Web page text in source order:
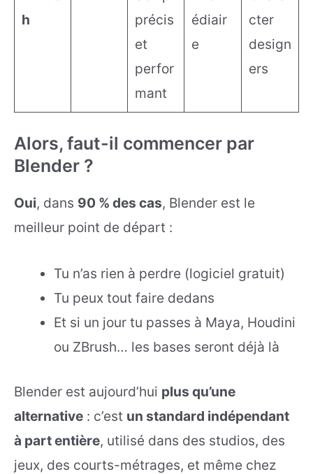
h
précis
et
perfor
mant
édiair
e
cter
design
ers
Alors, faut-il commencer par
Blender ?
Oui, dans 90 % des cas, Blender est le
meilleur point de départ :
Tu n’as rien à perdre (logiciel gratuit)
Tu peux tout faire dedans
Et si un jour tu passes à Maya, Houdini
ou ZBrush… les bases seront déjà là
Blender est aujourd’hui plus qu’une
alternative : c’est un standard indépendant
à part entière, utilisé dans des studios, des
jeux, des courts-métrages, et même chez